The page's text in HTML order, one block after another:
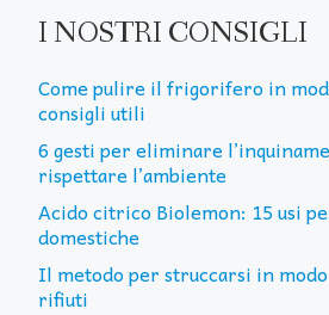
I NOSTRI CONSIGLI
Come pulire il frigorifero in
consigli utili
6 gesti per eliminare
rispettare l’ambiente
Acido citrico Biolemon: 15 usi
domestiche
Il metodo per struccarsi in
rifiuti